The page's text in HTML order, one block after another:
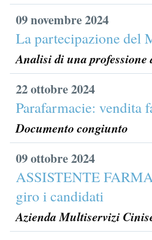
09 novembre 2024
La partecipazione del
Analisi di una professione
22 ottobre 2024
Parafarmacie: vendita
Documento congiunto
09 ottobre 2024
ASSISTENTE
giro i candidati
Azienda Multiservizi